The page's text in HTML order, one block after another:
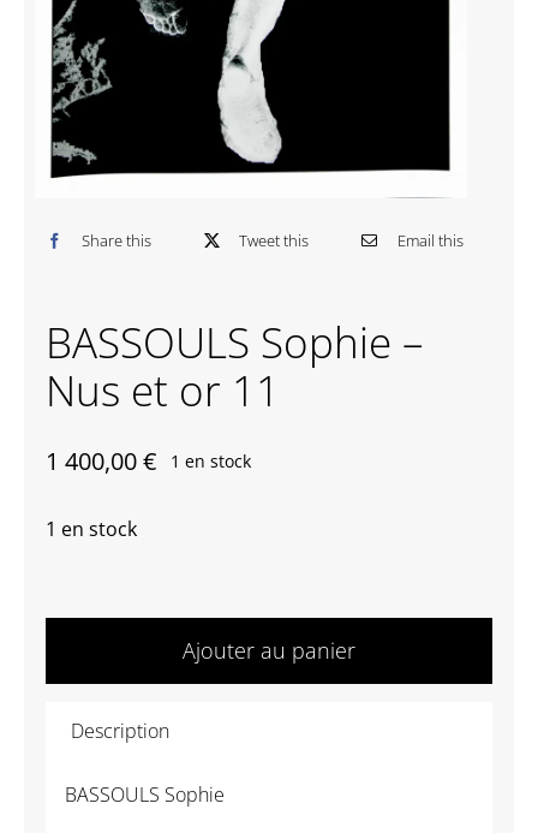
Contactez-nous
Share this Tweet this Email this
BASSOULS Sophie –
Nus et or 11
1 400,00€ 1 en stock
1 en stock
de
Ajouter au panier
Description
BASSOULS Sophie